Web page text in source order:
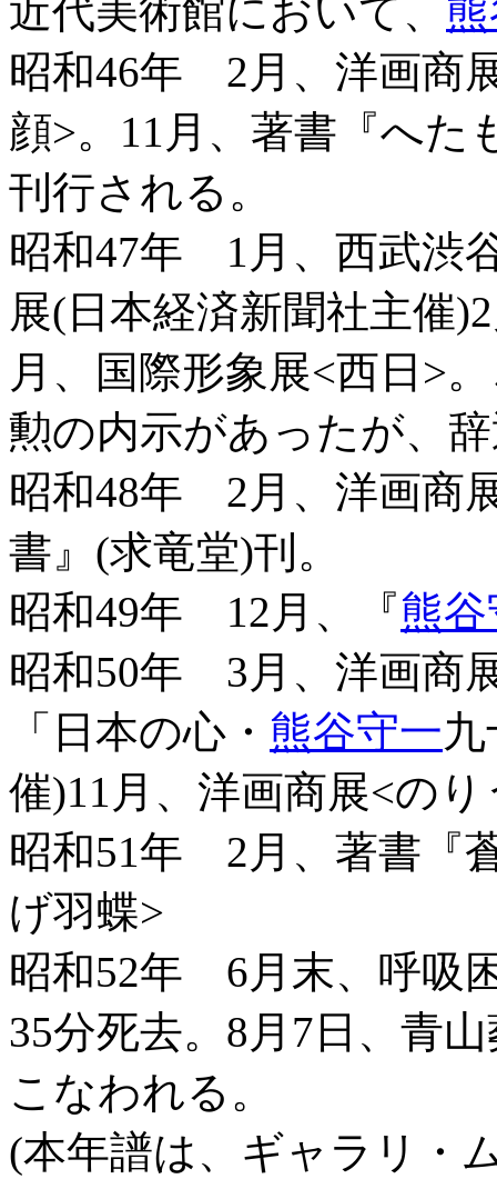
近代美術館において、
昭和46年 2月、洋画商
顔>。11月、著書『へた
刊行される。
昭和47年 1月、西武渋
展(日本経済新聞社主催
月、国際形象展<西日>
勲の内示があったが、
昭和48年 2月、洋画商
書』(求竜堂)刊。
昭和49年 12月、『熊
昭和50年 3月、洋画商
「日本の心・ 熊谷守一
催)11月、洋画商展<の
昭和51年 2月、著書『
げ羽蝶>
昭和52年 6月末、呼吸
35分死去。8月7日、青
こなわれる。
(本年譜は、ギャラリ